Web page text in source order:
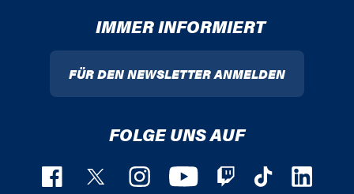
IMMER INFORMIERT
FÜR DEN NEWSLETTER ANMELDEN
FOLGE UNS AUF